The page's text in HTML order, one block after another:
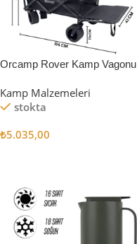
Orcamp Rover Kamp Vagonu
Kamp Malzemeleri
stokta
₺5.035,00